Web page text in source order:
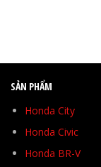
SẢN PHẨM
Honda City
Honda Civic
Honda BR-V